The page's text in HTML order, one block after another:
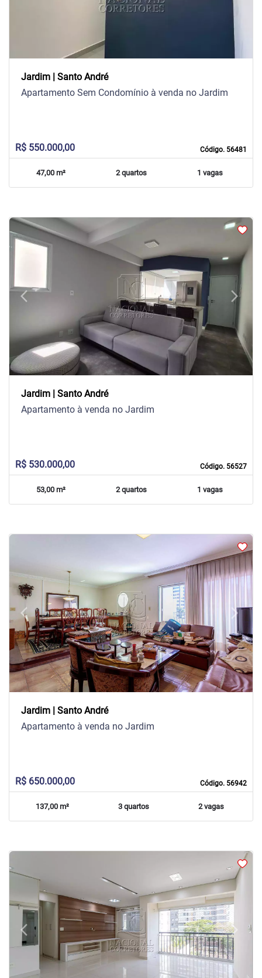
Jardim | Santo André
Código. 56481
Apartamento Sem Condomínio à venda no Jardim
R$ 550.000,00
47,00 m² 2 quartos 1 vagas
arrow_back_iosPrevious arrow_forward_ios
Next
Jardim | Santo André
Código. 56527
Apartamento à venda no Jardim
R$ 530.000,00
53,00 m² 2 quartos 1 vagas
arrow_back_iosPrevious arrow_forward_ios
Next
Jardim | Santo André
Código. 56942
Apartamento à venda no Jardim
R$ 650.000,00
137,00 m² 3 quartos 2 vagas
arrow_back_iosPrevious arrow_forward_iosNext